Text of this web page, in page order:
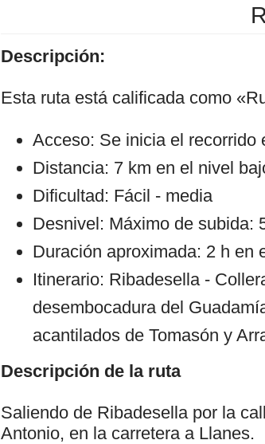
Descripción:
Esta ruta está calificada como
Acceso: Se inicia el recorrido
Distancia: 7 km en el nivel
Dificultad: Fácil - media
Desnivel: Máximo de subida:
Duración aproximada: 2 h en
Itinerario: Ribadesella -
desembocadura del
acantilados de Tomasón y
Descripción de la ruta
Saliendo de Ribadesella por la
Antonio, en la carretera a Llanes.